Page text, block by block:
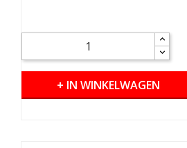
+ IN WINKELWAGEN